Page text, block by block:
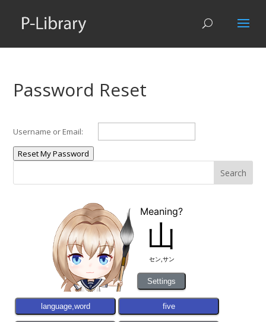
Password Reset
Username or Email:
Reset My Password